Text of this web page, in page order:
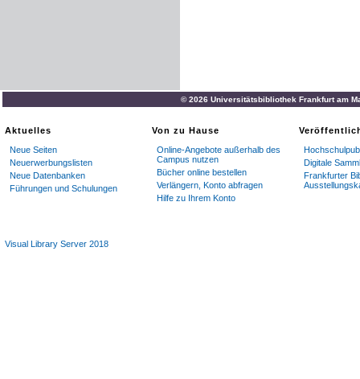
© 2026 Universitätsbibliothek Frankfurt am
Aktuelles
Neue Seiten
Neuerwerbungslisten
Neue Datenbanken
Führungen und Schulungen
Von zu Hause
Online-Angebote außerhalb des
Campus nutzen
Bücher online bestellen
Verlängern, Konto abfragen
Hilfe zu Ihrem Konto
Digitale
Frankfurter
Visual Library Server 2018